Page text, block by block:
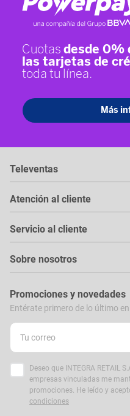
Televentas
Atención al cliente
Servicio al cliente
Sobre nosotros
Promociones y novedades
Entérate primero de lo último
Deseo que INTEGRA RETAIL
empresas vinculadas me
promociones. He leído y
condiciones